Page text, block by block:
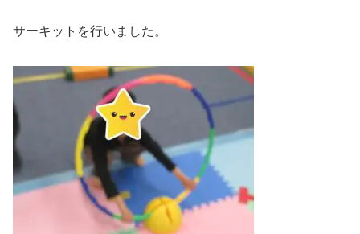
サーキットを行いました。